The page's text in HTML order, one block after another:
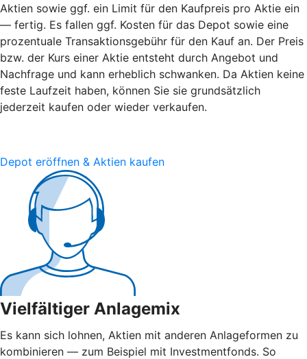
Aktien sowie ggf. ein Limit für den Kaufpreis pro Aktie ein
— fertig. Es fallen ggf. Kosten für das Depot sowie eine
prozentuale Transaktionsgebühr für den Kauf an. Der Preis
bzw. der Kurs einer Aktie entsteht durch Angebot und
Nachfrage und kann erheblich schwanken. Da Aktien keine
feste Laufzeit haben, können Sie sie grundsätzlich
jederzeit kaufen oder wieder verkaufen.
Depot eröffnen & Aktien kaufen
Vielfältiger Anlagemix
Es kann sich lohnen, Aktien mit anderen Anlageformen zu
kombinieren — zum Beispiel mit Investmentfonds. So